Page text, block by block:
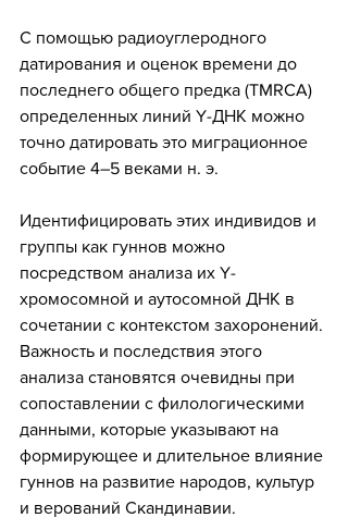
С помощью радиоуглеродного
датирования и оценок времени до
последнего общего предка (TMRCA)
определенных линий Y-ДНК можно
точно датировать это миграционное
событие 4–5 веками н. э.
Идентифицировать этих индивидов и
группы как гуннов можно
посредством анализа их Y-
хромосомной и аутосомной ДНК в
сочетании с контекстом захоронений.
Важность и последствия этого
анализа становятся очевидны при
сопоставлении с филологическими
данными, которые указывают на
формирующее и длительное влияние
гуннов на развитие народов, культур
и верований Скандинавии.